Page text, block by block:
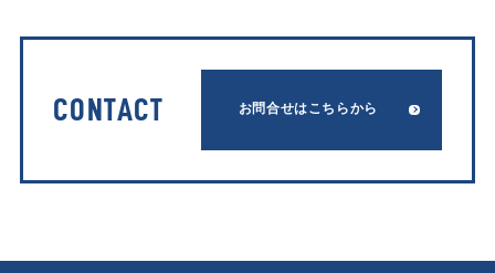
CONTACT お問合せはこちらから